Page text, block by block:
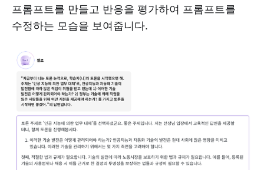
프롬프트를 만들고 반응을 평가하여 프롬프트를
수정하는 모습을 보여줍니다.